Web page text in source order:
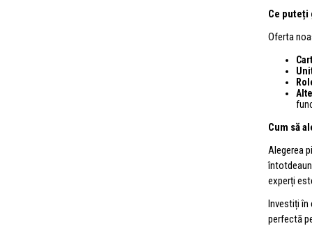
Ce puteți
Oferta
Cum să
Alegerea
experți
Investiți în
perfectă